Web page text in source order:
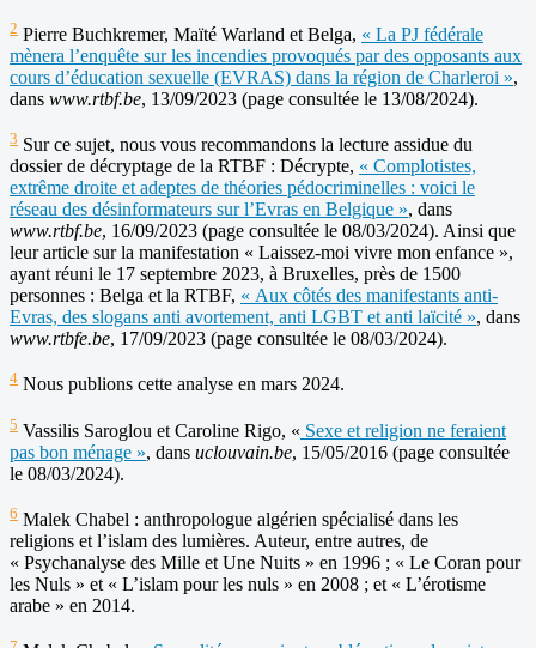
2 Pierre Buchkremer, Maïté Warland et Belga, « La PJ fédérale
mènera l’enquête sur les incendies provoqués par des opposants aux
cours d’éducation sexuelle (EVRAS) dans la région de Charleroi »,
dans www.rtbf.be, 13/09/2023 (page consultée le 13/08/2024).
3 Sur ce sujet, nous vous recommandons la lecture assidue du
dossier de décryptage de la RTBF : Décrypte, « Complotistes,
extrême droite et adeptes de théories pédocriminelles : voici le
réseau des désinformateurs sur l’Evras en Belgique », dans
www.rtbf.be, 16/09/2023 (page consultée le 08/03/2024). Ainsi que
leur article sur la manifestation « Laissez-moi vivre mon enfance »,
ayant réuni le 17 septembre 2023, à Bruxelles, près de 1500
personnes : Belga et la RTBF, « Aux côtés des manifestants anti-
Evras, des slogans anti avortement, anti LGBT et anti laïcité », dans
www.rtbfe.be, 17/09/2023 (page consultée le 08/03/2024).
4 Nous publions cette analyse en mars 2024.
5 Vassilis Saroglou et Caroline Rigo, « Sexe et religion ne feraient
pas bon ménage », dans uclouvain.be, 15/05/2016 (page consultée
le 08/03/2024).
6 Malek Chabel : anthropologue algérien spécialisé dans les
religions et l’islam des lumières. Auteur, entre autres, de
« Psychanalyse des Mille et Une Nuits » en 1996 ; « Le Coran pour
les Nuls » et « L’islam pour les nuls » en 2008 ; et « L’érotisme
arabe » en 2014.